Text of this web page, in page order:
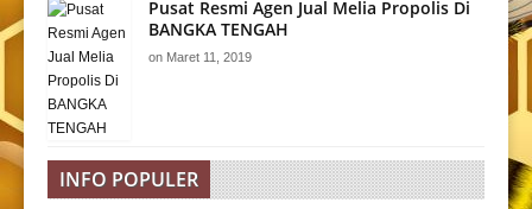
Pusat Resmi Agen Jual Melia Propolis Di
BANGKA TENGAH
on Maret 11, 2019
INFO POPULER